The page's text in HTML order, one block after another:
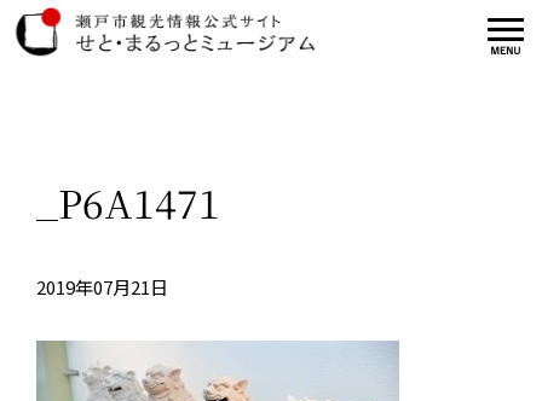
_P6A1471
2019年07月21日